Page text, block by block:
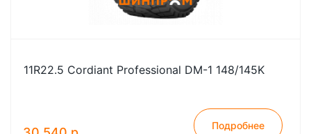
11R22.5 Cordiant Professional DM-1 148/145K
Подробнее